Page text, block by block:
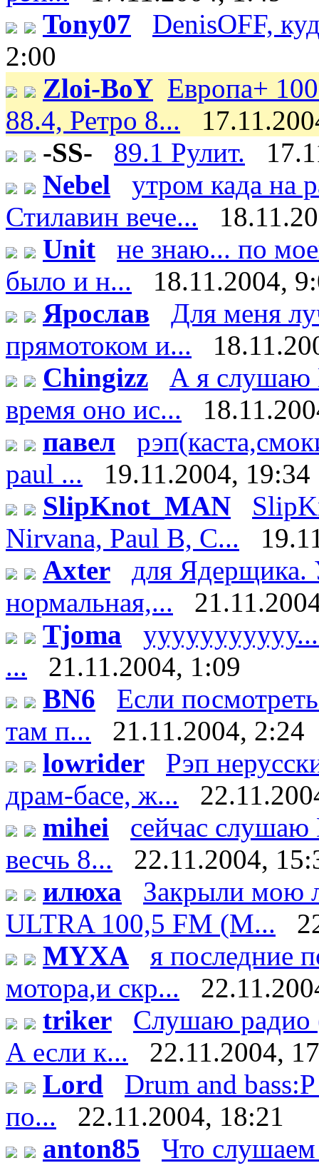
Tony07
DenisOFF,
2:00
Zloi-BoY Европа+
88.4, Ретро 8...
-SS-
89.1 Рулит.
Nebel
утром када на
Стилавин вече...
Unit
не знаю... по
было и н...
18.11.2004,
Ярослав
Для меня
прямотоком и...
Chingizz
А я слушаю
время оно ис...
павел
paul ...
19.11.2004, 19:34
SlipKnot_MAN
Nirvana, Paul B, C...
Axter
для Ядерщика.
нормальная,...
Tjoma
...
21.11.2004, 1:09
BN6
Если
там п...
21.11.2004, 2:24
lowrider
Рэп
драм-басе, ж...
mihei
сейчас слушаю
весчь 8...
22.11.2004,
илюха
Закрыли мою
ULTRA 100,5 FM (М...
MYXA
я последние
мотора,и скр...
triker
Слушаю радио
А если к...
22.11.2004,
Lord
Drum and
по...
22.11.2004, 18:21
anton85
Что